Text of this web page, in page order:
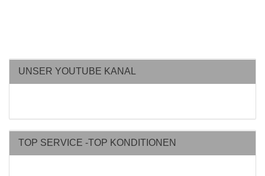
UNSER YOUTUBE KANAL
TOP SERVICE -TOP KONDITIONEN